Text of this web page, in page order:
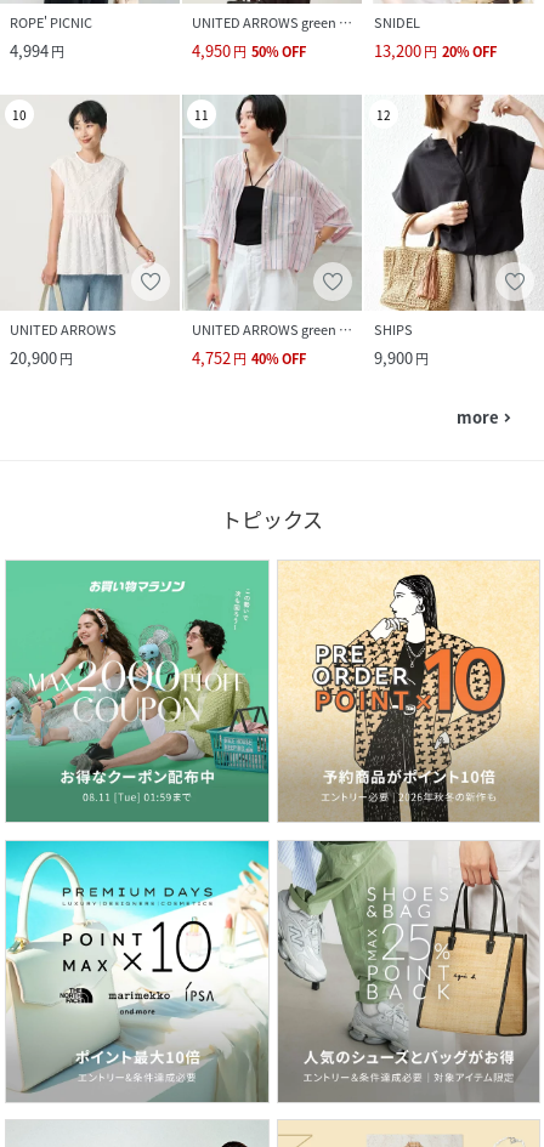
ROPE' PICNIC
4,994円
UNITED ARROWS green label relaxing
4,950円 50%OFF
SNIDEL
13,200円 20%OFF
10
UNITED ARROWS
20,900円
11
UNITED ARROWS green label relaxing
4,752円 40%OFF
12
SHIPS
9,900円
more navigate_next
トピックス